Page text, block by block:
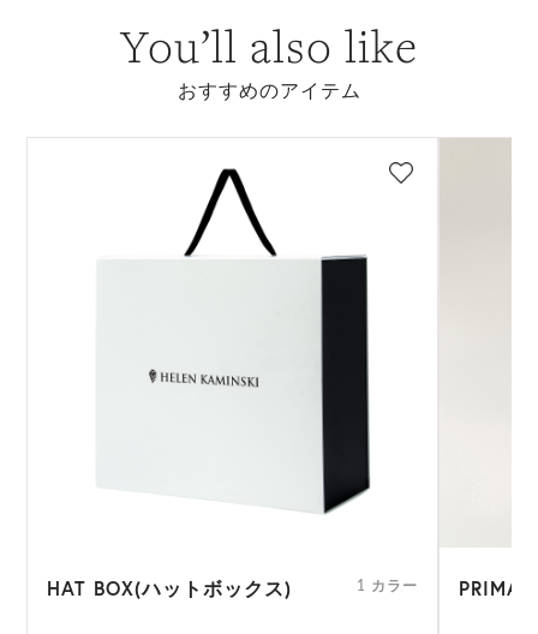
You’ll also like
おすすめのアイテム
HAT BOX(ハットボックス) 1 カラー PRIMA